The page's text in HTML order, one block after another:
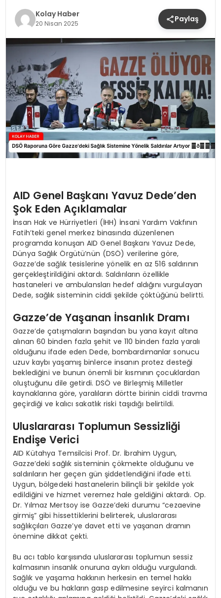
Kolay Haber
20 Nisan 2025 Paylaş
AID Genel Başkanı Yavuz Dede’den
Şok Eden Açıklamalar
İnsan Hak ve Hürriyetleri (İHH) İnsani Yardım Vakfının
Fatih’teki genel merkez binasında düzenlenen
programda konuşan AID Genel Başkanı Yavuz Dede,
Dünya Sağlık Örgütü’nün (DSÖ) verilerine göre,
Gazze’de sağlık tesislerine yönelik en az 516 saldırının
gerçekleştirildiğini aktardı. Saldırıların özellikle
hastaneleri ve ambulansları hedef aldığını vurgulayan
Dede, sağlık sisteminin ciddi şekilde çöktüğünü belirtti.
Gazze’de Yaşanan İnsanlık Dramı
Gazze’de çatışmaların başından bu yana kayıt altına
alınan 60 binden fazla şehit ve 110 binden fazla yaralı
olduğunu ifade eden Dede, bombardımanlar sonucu
uzuv kaybı yaşamış binlerce insanın protez desteği
beklediğini ve bunun önemli bir kısmının çocuklardan
oluştuğunu dile getirdi. DSÖ ve Birleşmiş Milletler
kaynaklarına göre, yaralıların dörtte birinin ciddi travma
geçirdiği ve kalıcı sakatlık riski taşıdığı belirtildi.
Uluslararası Toplumun Sessizliği
Endişe Verici
AID Kütahya Temsilcisi Prof. Dr. İbrahim Uygun,
Gazze’deki sağlık sisteminin çökmekte olduğunu ve
saldırıların her geçen gün şiddetlendiğini ifade etti.
Uygun, bölgedeki hastanelerin bilinçli bir şekilde yok
edildiğini ve hizmet veremez hale geldiğini aktardı. Op.
Dr. Yılmaz Mertsoy ise Gazze’deki durumu “cezaevine
girmiş” gibi hissettiklerini belirterek, uluslararası
sağlıkçıları Gazze’ye davet etti ve yaşanan dramın
önemine dikkat çekti.
Bu acı tablo karşısında uluslararası toplumun sessiz
kalmasının insanlık onuruna aykırı olduğu vurgulandı.
Sağlık ve yaşama hakkının herkesin en temel hakkı
olduğu ve bu hakların gasp edilmesine seyirci kalmanın